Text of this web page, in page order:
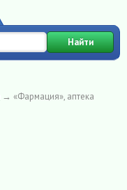
Найти
→ «Фармация», аптека